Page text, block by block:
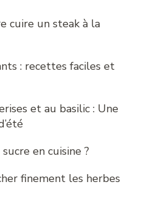
cuire un steak à la
: recettes faciles et
et au basilic : Une
en cuisine ?
finement les herbes